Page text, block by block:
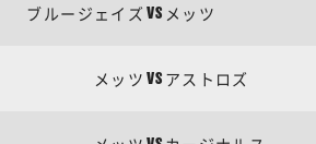
ブルージェイズ VS メッツ
メッツ VS アストロズ